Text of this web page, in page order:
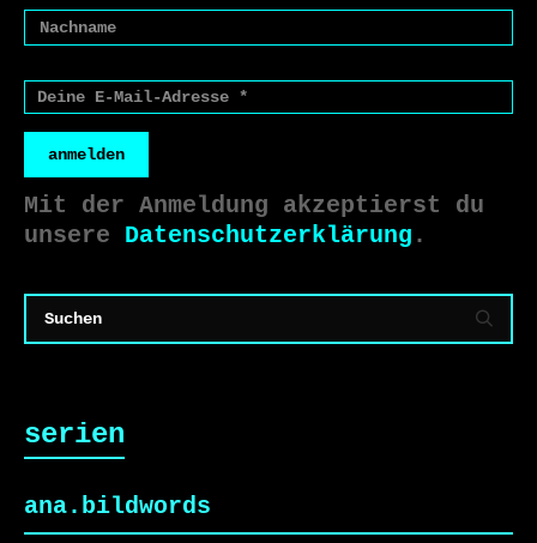
anmelden
Mit der Anmeldung akzeptierst du
unsere Datenschutzerklärung .
serien
ana.bildwords